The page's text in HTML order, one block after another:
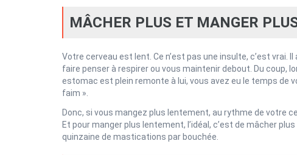
MÂCHER PLUS ET MANGER
Votre cerveau est lent. Ce n’est pas une insulte, c’est vrai.
faire penser à respirer ou vous maintenir debout. Du coup,
estomac est plein remonte à lui, vous avez eu le temps de
faim ».
Donc, si vous mangez plus lentement, au rythme de votre
Et pour manger plus lentement, l’idéal, c’est de mâcher
quinzaine de mastications par bouchée.